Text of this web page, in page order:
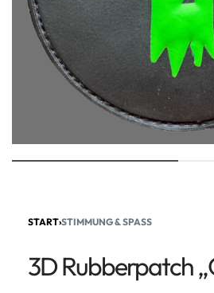
START›STIMMUNG & SPASS
3D Rubberpatch